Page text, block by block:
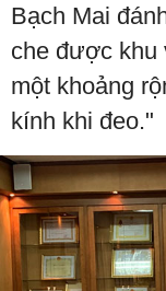
Bạch Mai
che được khu
một khoảng
kính khi đeo."